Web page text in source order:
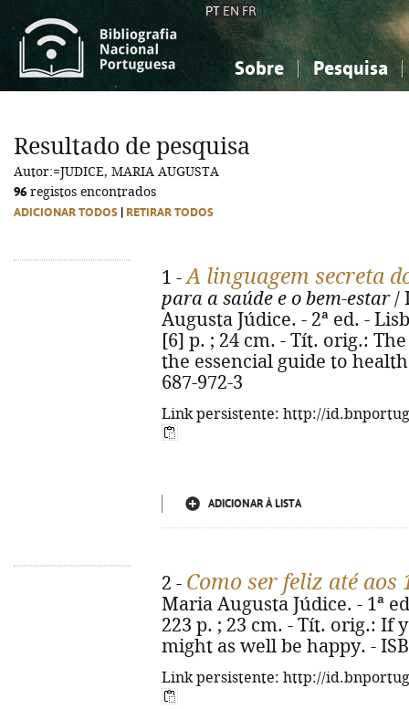
PT EN FR
Sobre Pesquisa
Ciências sociais...
Ciências sociais...
Resultado de pesquisa
Autor:=JUDICE, MARIA AUGUSTA
96 registos encontrados
ADICIONAR TODOS RETIRAR TODOS
1 -A linguagem secreta
para a saúde e o bem-estar/
Augusta Júdice. - 2ª ed. -
[6] p. ; 24 cm. - Tít. orig.:
the essencial guide to
687-972-3
Link persistente: http://
ADICIONAR À LISTA
2 - Como ser feliz até aos
Maria Augusta Júdice. - 1ª
223 p. ; 23 cm. - Tít. orig.:
might as well be happy. -
Link persistente: http://